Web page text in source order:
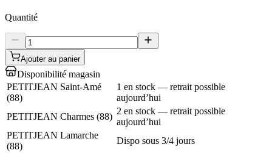
Quantité
Ajouter au panier
Disponibilité magasin
PETITJEAN Saint-Amé
(88)
1 en stock — retrait possible
aujourd’hui
PETITJEAN Charmes (88)
2 en stock — retrait possible
aujourd’hui
PETITJEAN Lamarche
(88)
Dispo sous 3/4 jours